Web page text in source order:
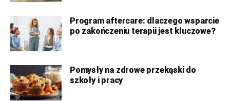
Program aftercare: dlaczego wsparcie
po zakończeniu terapii jest kluczowe?
Pomysły na zdrowe przekąski do
szkoły i pracy